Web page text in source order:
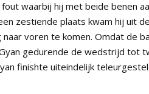
waarbij hij met beide benen
zestiende plaats kwam hij uit
voren te komen. Omdat de
gedurende de wedstrijd tot
finishte uiteindelijk